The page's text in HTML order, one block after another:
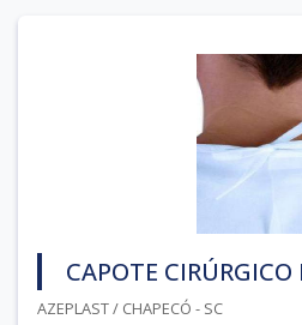
CAPOTE CIRÚRGICO
AZEPLAST / CHAPECÓ - SC